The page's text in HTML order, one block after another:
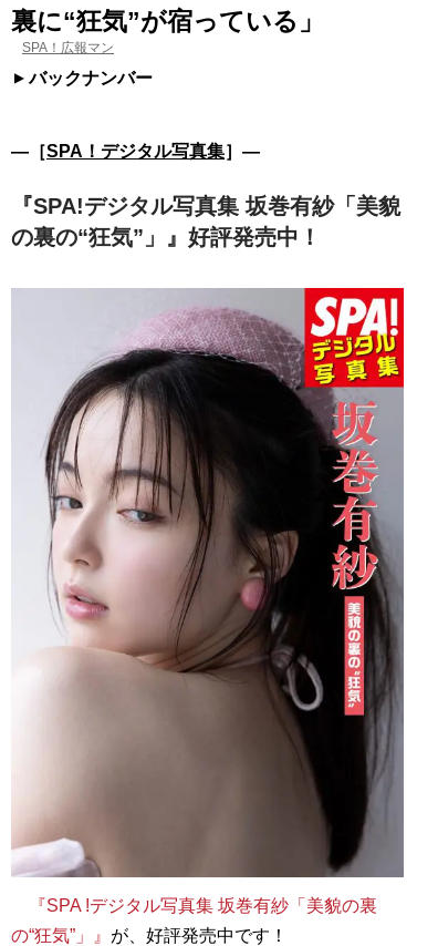
裏に“狂気”が宿っている」
SPA！広報マン
バックナンバー
―［SPA！デジタル写真集］―
『SPA!デジタル写真集 坂巻有紗「美貌
の裏の“狂気”」』好評発売中！
『SPA !デジタル写真集 坂巻有紗「美貌の裏
の“狂気”」』 が、好評発売中です！